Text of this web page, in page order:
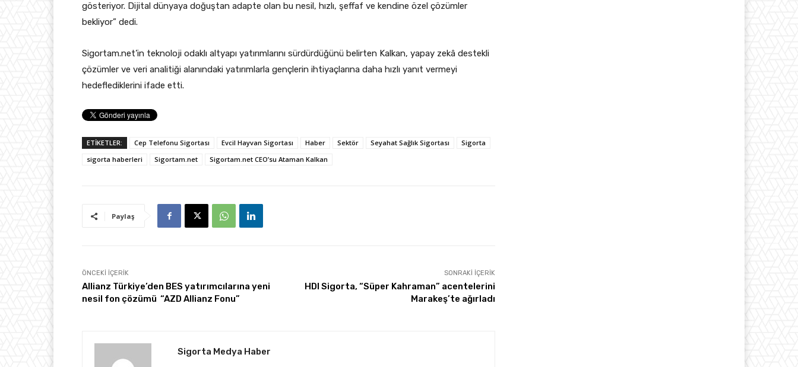
gösteriyor. Dijital dünyaya doğuştan adapte olan bu nesil, hızlı, şeffaf ve kendine özel çözümler
bekliyor” dedi.
Sigortam.net’in teknoloji odaklı altyapı yatırımlarını sürdürdüğünü belirten Kalkan, yapay zekâ destekli
çözümler ve veri analitiği alanındaki yatırımlarla gençlerin ihtiyaçlarına daha hızlı yanıt vermeyi
hedeflediklerini ifade etti.
ETİKETLER: Cep Telefonu Sigortası Evcil Hayvan Sigortası Haber Sektör Seyahat Sağlık Sigortası
Sigorta
sigorta haberleri
Sigortam.net Sigortam.net CEO’su Ataman Kalkan
Paylaş
ÖNCEKI İÇERIK
Allianz Türkiye’den BES yatırımcılarına yeni
nesil fon çözümü “AZD Allianz Fonu”
SONRAKI İÇERIK
HDI Sigorta, “Süper Kahraman” acentelerini
Marakeş’te ağırladı
Sigorta Medya Haber